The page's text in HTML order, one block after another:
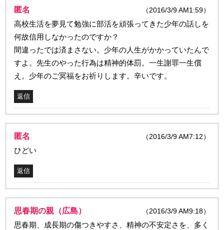
匿名 （2016/3/9 AM1:59）
高校生活を夢見て勉強に部活を頑張ってきた少年の話しを
何故信用しなかったのですか？
間違ったでは済まさない。少年の人生がかかっていたんで
すよ。先生のやった行為は精神的体罰。一生謝罪一生償
え。少年のご冥福をお祈りします。辛いです。
返信
匿名 （2016/3/9 AM7:12）
ひどい
返信
思春期の親（広島） （2016/3/9 AM9:18）
思春期、成長期の傷つきやすさ、精神の不安定さを、多く